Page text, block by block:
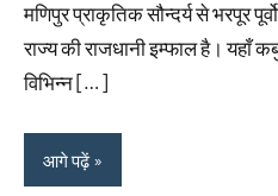
मणिपुर प्राकृतिक सौन्दर्य से भरपूर
राज्य की राजधानी इम्फाल है। यहाँ
विभिन्न […]
आगे पढ़ें